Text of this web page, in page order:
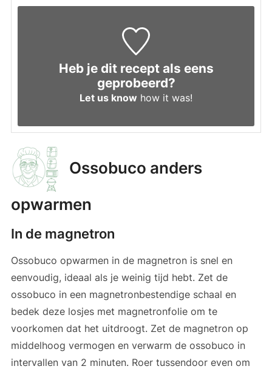
Heb je dit recept als eens
geprobeerd?
Let us know how it was!
Ossobuco anders
opwarmen
In de magnetron
Ossobuco opwarmen in de magnetron is snel en
eenvoudig, ideaal als je weinig tijd hebt. Zet de
ossobuco in een magnetronbestendige schaal en
bedek deze losjes met magnetronfolie om te
voorkomen dat het uitdroogt. Zet de magnetron op
middelhoog vermogen en verwarm de ossobuco in
intervallen van 2 minuten. Roer tussendoor even om